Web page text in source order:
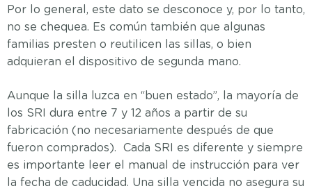
Por lo general, este dato se desconoce y, por lo tanto,
no se chequea. Es común también que algunas
familias presten o reutilicen las sillas, o bien
adquieran el dispositivo de segunda mano.
Aunque la silla luzca en “buen estado”, la mayoría de
los SRI dura entre 7 y 12 años a partir de su
fabricación (no necesariamente después de que
fueron comprados). Cada SRI es diferente y siempre
es importante leer el manual de instrucción para ver
la fecha de caducidad. Una silla vencida no asegura su